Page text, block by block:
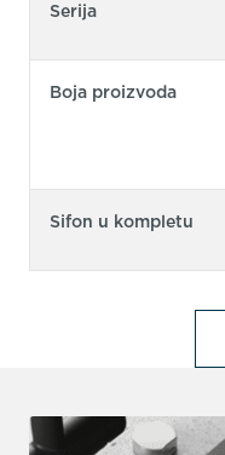
Serija
Boja proizvoda
Sifon u kompletu